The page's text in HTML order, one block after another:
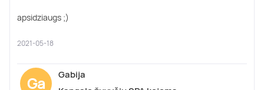
apsidziaugs ;)
2021-05-18
Ga
Gabija